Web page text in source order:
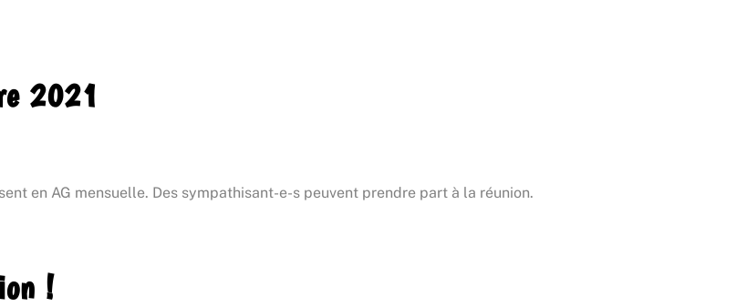
2021
en AG mensuelle. Des sympathisant-e-s peuvent prendre part à la réunion.
!